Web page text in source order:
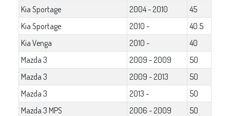
Kia Sportage 2004 - 2010
45
Kia Sportage
2010 -
40.5
Kia Venga
2010 -
40
Mazda 3
2009 - 2009
50
Mazda 3
2009 - 2013
50
Mazda 3
2013 -
50
Mazda 3 MPS
2006 - 2009
50